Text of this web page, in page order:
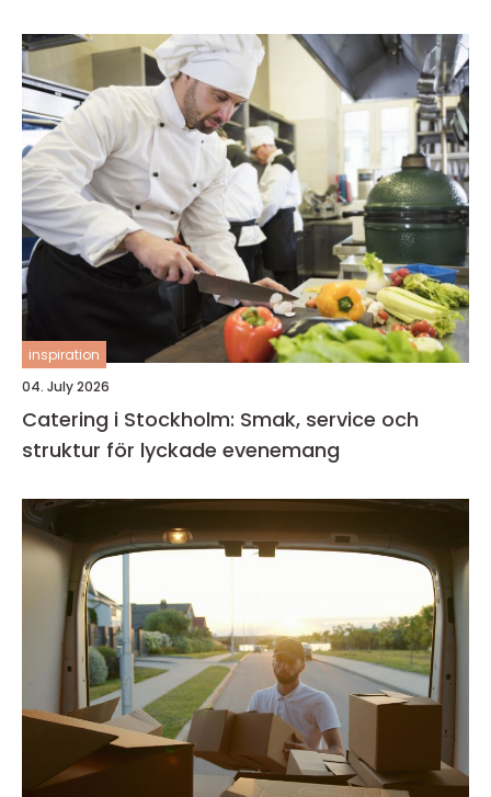
inspiration
04. July 2026
Catering i Stockholm: Smak, service och
struktur för lyckade evenemang